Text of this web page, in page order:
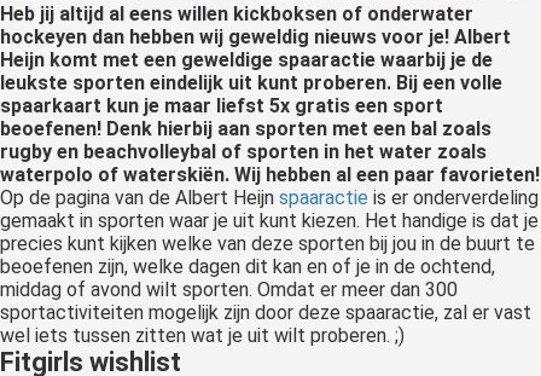
Heb jij altijd al eens willen kickboksen of onderwater
hockeyen dan hebben wij geweldig nieuws voor je! Albert
Heijn komt met een geweldige spaaractie waarbij je de
leukste sporten eindelijk uit kunt proberen. Bij een volle
spaarkaart kun je maar liefst 5x gratis een sport
beoefenen! Denk hierbij aan sporten met een bal zoals
rugby en beachvolleybal of sporten in het water zoals
waterpolo of waterskiën. Wij hebben al een paar favorieten!
Op de pagina van de Albert Heijn spaaractie is er onderverdeling
gemaakt in sporten waar je uit kunt kiezen. Het handige is dat je
precies kunt kijken welke van deze sporten bij jou in de buurt te
beoefenen zijn, welke dagen dit kan en of je in de ochtend,
middag of avond wilt sporten. Omdat er meer dan 300
sportactiviteiten mogelijk zijn door deze spaaractie, zal er vast
wel iets tussen zitten wat je uit wilt proberen. ;)
Fitgirls wishlist